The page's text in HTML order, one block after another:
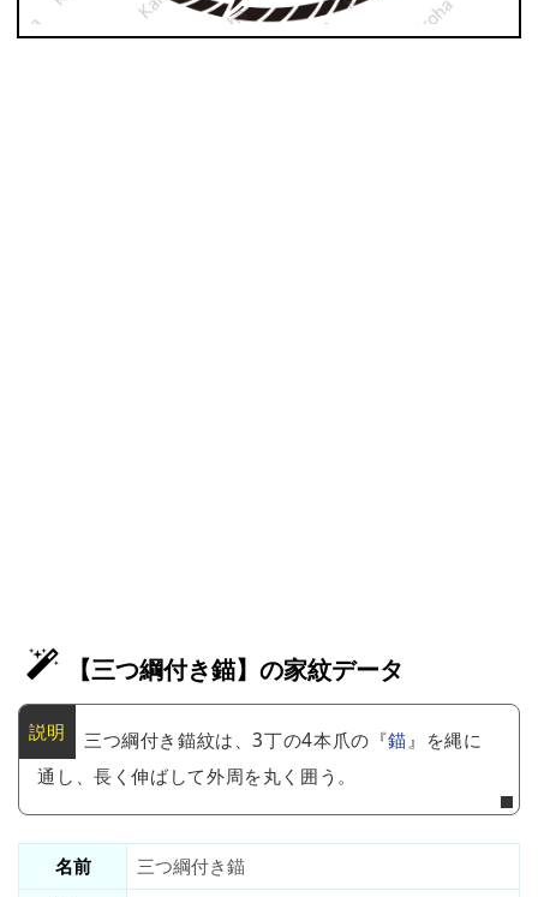
【三つ綱付き錨】の家紋データ
三つ綱付き錨紋は、3丁の4本爪の『錨』を縄に
通し、長く伸ばして外周を丸く囲う。
名前
三つ綱付き錨